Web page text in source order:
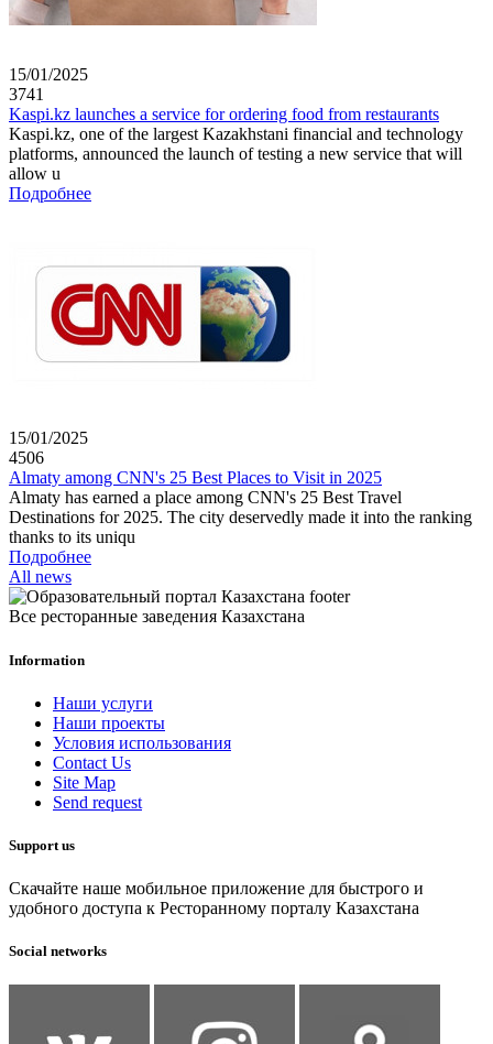
15/01/2025
3741
Kaspi.kz launches a service for ordering food from restaurants
Kaspi.kz, one of the largest Kazakhstani financial and technology
platforms, announced the launch of testing a new service that will
allow u
Подробнее
15/01/2025
4506
Almaty among CNN's 25 Best Places to Visit in 2025
Almaty has earned a place among CNN's 25 Best Travel
Destinations for 2025. The city deservedly made it into the ranking
thanks to its uniqu
Подробнее
All news
Все ресторанные заведения Казахстана
Information
Наши услуги
Наши проекты
Условия использования
Contact Us
Site Map
Send request
Support us
Скачайте наше мобильное приложение для быстрого и
удобного доступа к Ресторанному порталу Казахстана
Social networks